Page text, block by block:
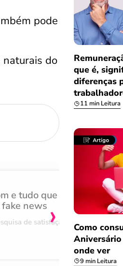
pode
naturais do
e tudo que
news
de satisfação
›
que é,
diferenças
11 min Leitura
Como
Aniversário
onde ver
9 min Leitura